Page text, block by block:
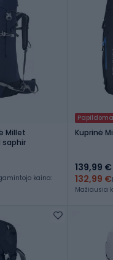
Millet
saphir
kaina:
Kuprinė
139,99 €
132,99 €
Mažiausia